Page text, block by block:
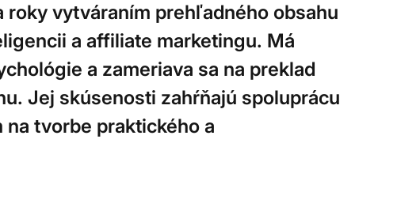
roky vytváraním prehľadného obsahu
a affiliate marketingu. Má
a zameriava sa na preklad
Jej skúsenosti zahŕňajú spoluprácu
tvorbe praktického a